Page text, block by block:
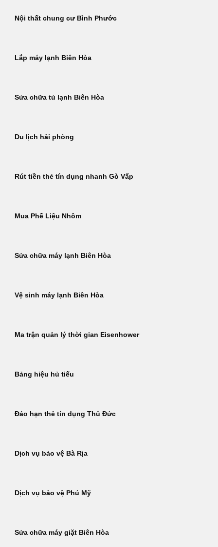
Nội thất chung cư Bình Phước
Lắp máy lạnh Biên Hòa
Sửa chữa tủ lạnh Biên Hòa
Du lịch hải phòng
Rút tiền thẻ tín dụng nhanh Gò Vấp
Mua Phế Liệu Nhôm
Sửa chữa máy lạnh Biên Hòa
Vệ sinh máy lạnh Biên Hòa
Ma trận quản lý thời gian Eisenhower
Bảng hiệu hủ tiếu
Đáo hạn thẻ tín dụng Thủ Đức
Dịch vụ bảo vệ Bà Rịa
Dịch vụ bảo vệ Phú Mỹ
Sửa chữa máy giặt Biên Hòa